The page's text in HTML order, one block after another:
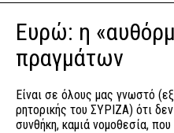
Ευρώ: η
πραγμάτων
Είναι σε όλους μας γνωστό
ρητορικής του ΣΥΡΙΖΑ) ότι
συνθήκη, καμιά νομοθεσία,